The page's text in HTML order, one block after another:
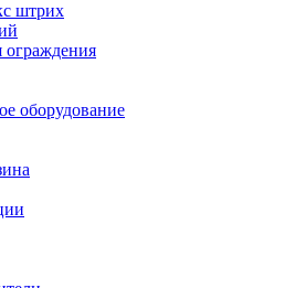
штрих
ограждения
оборудование